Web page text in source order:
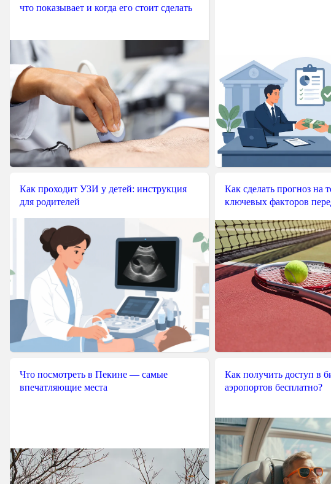
*/
/* Init
----------------------------------
private $handler false;
private $url = false;
private
$port = false ;
private $login = false;
private
= false;
private $headers = false;
private
$user_agent false ;
	 * Constructor of the object
	 * @param string $password : HTTP password
	 * @param boolean $headers : set it to true if you want headers in the answer
	 * @param string $cookie : path to the cookie file if you want to use the object like a web browser
	 */
__construct($url =
function_exists(
trigger_error( 'Sorry but
exit;
}
что показывает и когда его стоит сделать
Как проходит УЗИ у детей: инструкция
для родителей
Как сделать прогноз на
ключевых факторов
Что посмотреть в Пекине — самые
впечатляющие места
Как получить доступ в
аэропортов бесплатно?